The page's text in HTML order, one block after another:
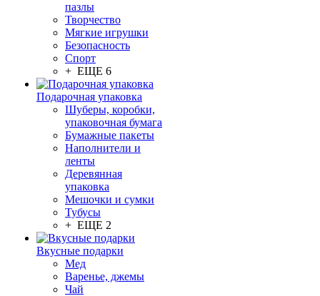
пазлы
Творчество
Мягкие игрушки
Безопасность
Спорт
+ ЕЩЕ 6
Подарочная упаковка
Шуберы, коробки,
упаковочная бумага
Бумажные пакеты
Наполнители и
ленты
Деревянная
упаковка
Мешочки и сумки
Тубусы
+ ЕЩЕ 2
Вкусные подарки
Мед
Варенье, джемы
Чай